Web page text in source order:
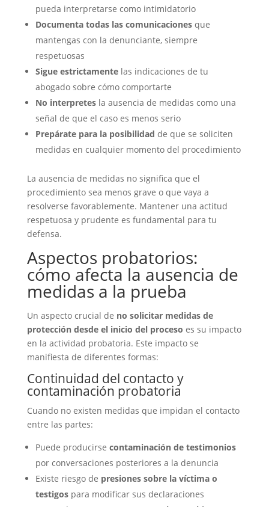
pueda interpretarse como intimidatorio
Documenta todas las comunicacionesque
mantengas con la denunciante, siempre
respetuosas
Sigue estrictamentelas indicaciones de tu
abogado sobre cómo comportarte
No interpretesla ausencia de medidas como una
señal de que el caso es menos serio
Prepárate para la posibilidad de que se soliciten
medidas en cualquier momento del procedimiento
La ausencia de medidas no significa que el
procedimiento sea menos grave o que vaya a
resolverse favorablemente. Mantener una actitud
respetuosa y prudente es fundamental para tu
defensa.
Aspectos probatorios:
cómo afecta la ausencia de
medidas a la prueba
Un aspecto crucial de no solicitar medidas de
protección desde el inicio del proceso es su impacto
en la actividad probatoria. Este impacto se
manifiesta de diferentes formas:
Continuidad del contacto y
contaminación probatoria
Cuando no existen medidas que impidan el contacto
entre las partes:
Puede producirse contaminación de testimonios
por conversaciones posteriores a la denuncia
Existe riesgo de presiones sobre la víctima o
testigospara modificar sus declaraciones